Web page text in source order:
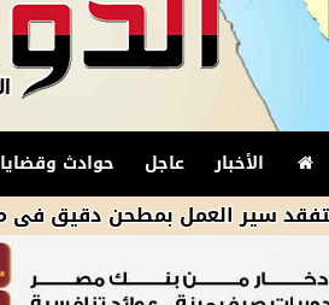
الأخبار عاجل حوادث وقضايا
العمل بمطحن دقيق فى مطروح